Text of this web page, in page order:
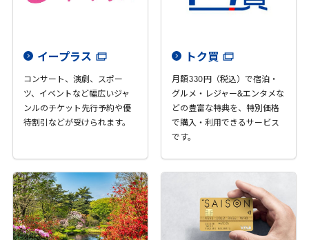
イープラス
コンサート、演劇、スポー
ツ、イベントなど幅広いジャ
ンルのチケット先行予約や優
待割引などが受けられます。
トク買
月額330 円（税込）で宿泊・
グルメ・レジャー&エンタメな
どの豊富な特典を、特別価格
で購入・利用できるサービス
です。